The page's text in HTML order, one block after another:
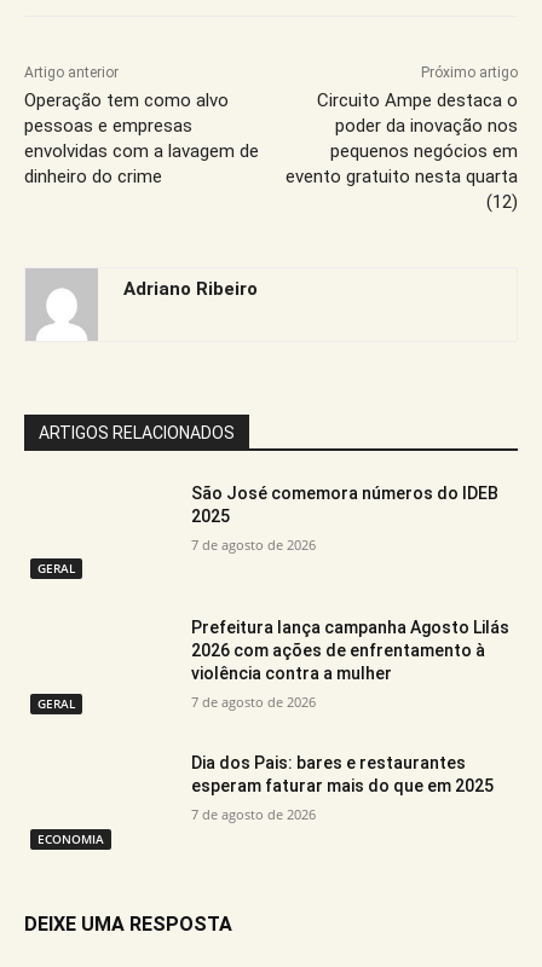
Artigo anterior
Operação tem como alvo
pessoas e empresas
envolvidas com a lavagem de
dinheiro do crime
Próximo artigo
Circuito Ampe destaca o
poder da inovação nos
pequenos negócios em
evento gratuito nesta quarta
(12)
Adriano Ribeiro
ARTIGOS RELACIONADOS
GERAL
São José comemora números do IDEB
2025
7 de agosto de 2026
GERAL
Prefeitura lança campanha Agosto Lilás
2026 com ações de enfrentamento à
violência contra a mulher
7 de agosto de 2026
ECONOMIA
Dia dos Pais: bares e restaurantes
esperam faturar mais do que em 2025
7 de agosto de 2026
DEIXE UMA RESPOSTA